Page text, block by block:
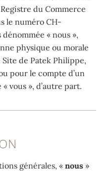
du Commerce
le numéro CH-
« nous »,
physique ou morale
de Patek Philippe,
pour le compte d’un
vous », d’autre part.
générales, « nous »